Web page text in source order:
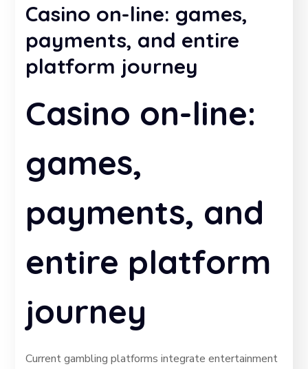
Casino on-line: games,
payments, and entire
platform journey
Casino on-line:
games,
payments, and
entire platform
journey
Current gambling platforms integrate entertainment